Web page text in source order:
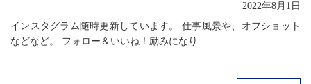
2022年8月1日
インスタグラム随時更新しています。 仕事風景や、オフショット
などなど。 フォロー＆いいね！励みになり…